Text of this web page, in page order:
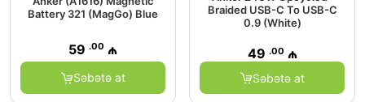
Battery 321 (MagGo) Blue
59 .00 ₼
Səbətə at
Braided USB-C To USB-C
0.9 (White)
49 .00 ₼
Səbətə at